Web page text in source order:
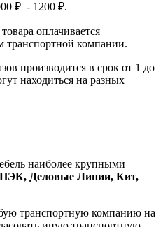
₽ - 1200 ₽.
оплачивается
транспортной компании.
производится в срок от 1 до
находиться на разных
наиболее крупными
ПЭК, Деловые Линии, Кит,
транспортную компанию на